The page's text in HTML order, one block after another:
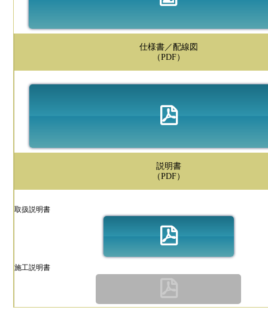
仕様書／配線図
（PDF）
説明書
（PDF）
取扱説明書
施工説明書